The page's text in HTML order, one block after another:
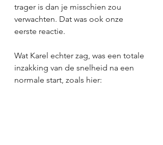
trager is dan je misschien zou
verwachten. Dat was ook onze
eerste reactie.
Wat Karel echter zag, was een totale
inzakking van de snelheid na een
normale start, zoals hier: